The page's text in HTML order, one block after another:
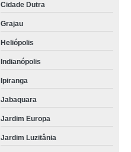
Cidade Dutra
Grajau
Heliópolis
Indianópolis
Ipiranga
Jabaquara
Jardim Europa
Jardim Luzitânia